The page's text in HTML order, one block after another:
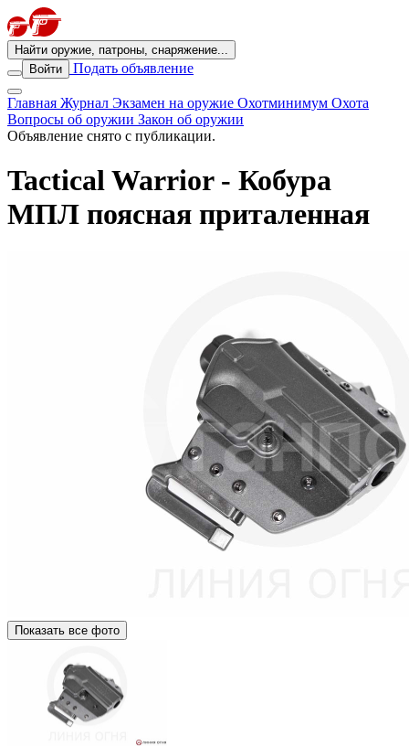
Найти оружие, патроны, снаряжение...
Войти
Подать объявление
Главная Журнал Экзамен на оружие Охотминимум Охота
Вопросы об оружии Закон об оружии
Объявление снято с публикации.
Tactical Warrior - Кобура
МПЛ поясная приталенная
Показать все фото